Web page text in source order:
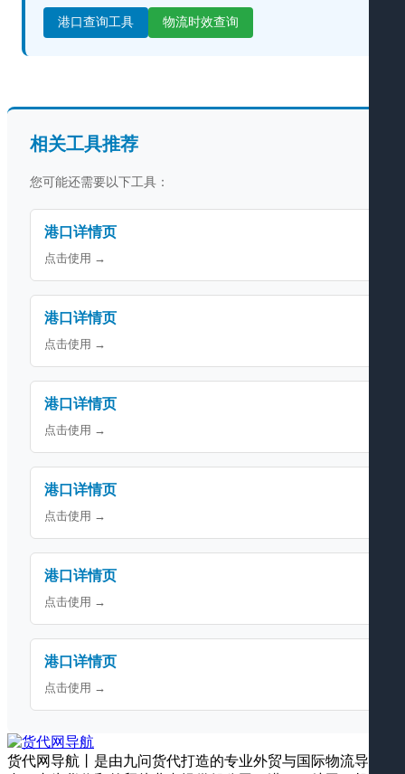
港口查询工具 物流时效查询
相关工具推荐
您可能还需要以下工具：
港口详情页
点击使用 →
港口详情页
点击使用 →
港口详情页
点击使用 →
港口详情页
点击使用 →
港口详情页
点击使用 →
港口详情页
点击使用 →
货代网导航丨是由九问货代打造的专业外贸与国际物流导航平